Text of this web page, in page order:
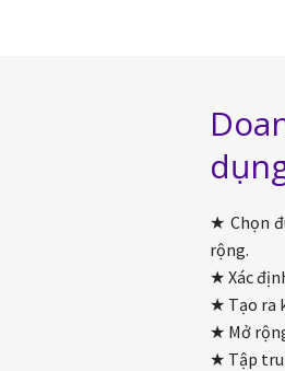
★ Chọn
rộng.
★ Xác
★ Tạo ra
★ Mở
★ Tập